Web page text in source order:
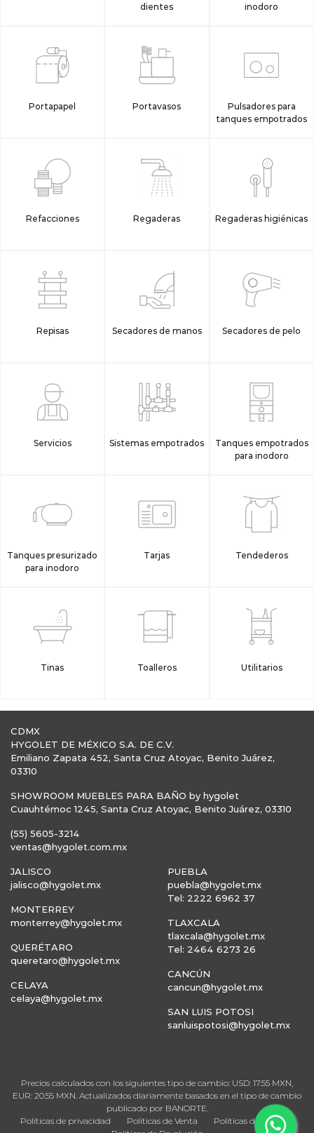
dientes
inodoro
Portapapel Portavasos
Pulsadores para
tanques empotrados
Refacciones Regaderas Regaderas higiénicas
Repisas Secadores de manos Secadores de pelo
Servicios Sistemas empotrados
Tanques empotrados
para inodoro
Tanques presurizado
para inodoro
Tarjas Tendederos
Tinas Toalleros Utilitarios
CDMX
HYGOLET DE MÉXICO S.A. DE C.V.
Emiliano Zapata 452, Santa Cruz Atoyac, Benito Juárez,
03310
SHOWROOM MUEBLES PARA BAÑO by hygolet
Cuauhtémoc 1245, Santa Cruz Atoyac, Benito Juárez, 03310
(55) 5605-3214
ventas@hygolet.com.mx
JALISCO
jalisco@hygolet.mx
MONTERREY
monterrey@hygolet.mx
QUERÉTARO
queretaro@hygolet.mx
CELAYA
celaya@hygolet.mx
PUEBLA
puebla@hygolet.mx
Tel: 2222 6962 37
TLAXCALA
tlaxcala@hygolet.mx
Tel: 2464 6273 26
CANCÚN
cancun@hygolet.mx
SAN LUIS POTOSI
sanluispotosi@hygolet.mx
Precios calculados con los siguientes tipo de cambio: USD: 17.55 MXN,
EUR: 20.55 MXN. Actualizados diariamente basados en el tipo de cambio
publicado por BANORTE.
Políticas de privacidad
Políticas de Venta
Políticas de Entrega